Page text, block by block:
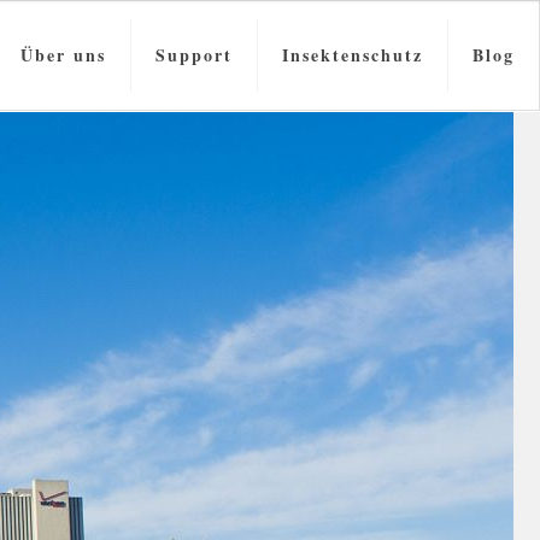
Über uns Support Insektenschutz Blog